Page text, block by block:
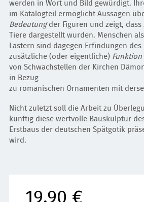
werden in Wort und Bild gewürdigt.
im Katalogteil ermöglicht Aussagen
Bedeutungder Figuren und zeigt,
Tiere dargestellt wurden. Menschen
Lastern sind dagegen Erfindungen des
zusätzliche (oder eigentliche) Funktion
von Schwachstellen der Kirchen
in Bezug
zu romanischen Ornamenten mit
Nicht zuletzt soll die Arbeit zu
künftig diese wertvolle Bauskulptur
Erstbaus der deutschen Spätgotik
wird.
19,90 €